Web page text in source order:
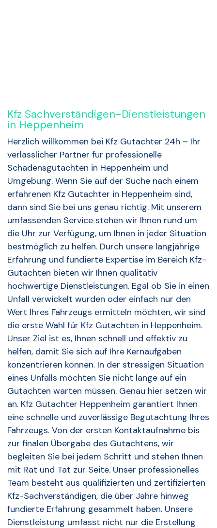
Kfz Sachverständigen-Dienstleistungen
in Heppenheim
Herzlich willkommen bei Kfz Gutachter 24h – Ihr
verlässlicher Partner für professionelle
Schadensgutachten in Heppenheim und
Umgebung. Wenn Sie auf der Suche nach einem
erfahrenen Kfz Gutachter in Heppenheim sind,
dann sind Sie bei uns genau richtig. Mit unserem
umfassenden Service stehen wir Ihnen rund um
die Uhr zur Verfügung, um Ihnen in jeder Situation
bestmöglich zu helfen. Durch unsere langjährige
Erfahrung und fundierte Expertise im Bereich Kfz-
Gutachten bieten wir Ihnen qualitativ
hochwertige Dienstleistungen. Egal ob Sie in einen
Unfall verwickelt wurden oder einfach nur den
Wert Ihres Fahrzeugs ermitteln möchten, wir sind
die erste Wahl für Kfz Gutachten in Heppenheim.
Unser Ziel ist es, Ihnen schnell und effektiv zu
helfen, damit Sie sich auf Ihre Kernaufgaben
konzentrieren können. In der stressigen Situation
eines Unfalls möchten Sie nicht lange auf ein
Gutachten warten müssen. Genau hier setzen wir
an. Kfz Gutachter Heppenheim garantiert Ihnen
eine schnelle und zuverlässige Begutachtung Ihres
Fahrzeugs. Von der ersten Kontaktaufnahme bis
zur finalen Übergabe des Gutachtens, wir
begleiten Sie bei jedem Schritt und stehen Ihnen
mit Rat und Tat zur Seite. Unser professionelles
Team besteht aus qualifizierten und zertifizierten
Kfz-Sachverständigen, die über Jahre hinweg
fundierte Erfahrung gesammelt haben. Unsere
Dienstleistung umfasst nicht nur die Erstellung